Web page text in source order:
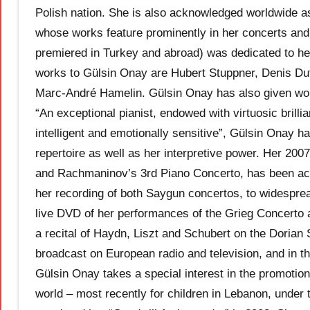
Polish nation. She is also acknowledged worldwide
whose works feature prominently in her concerts
premiered in Turkey and abroad) was dedicated to
works to Gülsin Onay are Hubert Stuppner, Denis
Marc-André Hamelin. Gülsin Onay has also given
“An exceptional pianist, endowed with virtuosic
intelligent and emotionally sensitive”, Gülsin Onay
repertoire as well as her interpretive power. Her
and Rachmaninov’s 3rd Piano Concerto, has been
her recording of both Saygun concertos, to
live DVD of her performances of the Grieg
a recital of Haydn, Liszt and Schubert on the Dorian
broadcast on European radio and television, and in
Gülsin Onay takes a special interest in the
world – most recently for children in Lebanon,